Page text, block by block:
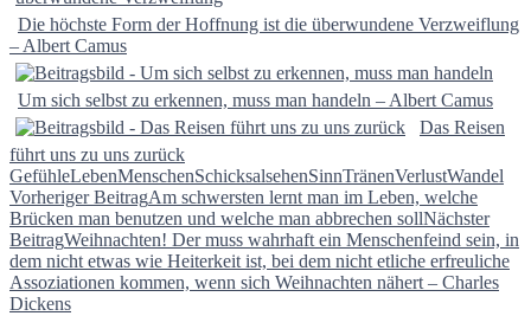
Die höchste Form der Hoffnung ist die überwundene Verzweiflung
– Albert Camus
Um sich selbst zu erkennen, muss man handeln – Albert Camus
Das Reisen
führt uns zu uns zurück
GefühleLebenMenschenSchicksalsehenSinnTränenVerlustWandel
Beitragsnavigation
Vorheriger BeitragAm schwersten lernt man im Leben, welche
Brücken man benutzen und welche man abbrechen sollNächster
BeitragWeihnachten! Der muss wahrhaft ein Menschenfeind sein, in
dem nicht etwas wie Heiterkeit ist, bei dem nicht etliche erfreuliche
Assoziationen kommen, wenn sich Weihnachten nähert – Charles
Dickens